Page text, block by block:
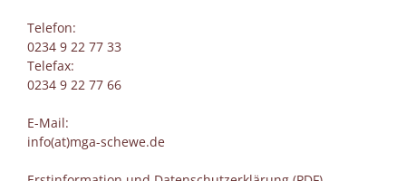
Telefon:
0234 9 22 77 33
Telefax:
0234 9 22 77 66
E-Mail:
info(at)mga-schewe.de